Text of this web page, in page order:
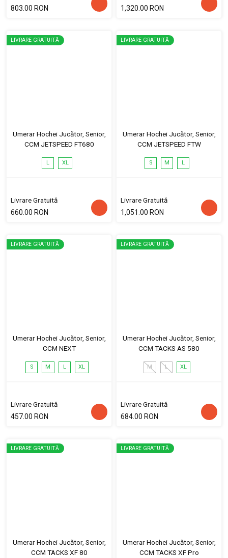
803.00 RON
1,320.00 RON
LIVRARE GRATUITĂ
Umerar Hochei Jucător, Senior,
CCM JETSPEED FT680
L XL
Livrare Gratuită
660.00 RON
LIVRARE GRATUITĂ
Umerar Hochei Jucător, Senior,
CCM JETSPEED FTW
S M L
Livrare Gratuită
1,051.00 RON
LIVRARE GRATUITĂ
Umerar Hochei Jucător, Senior,
CCM NEXT
S M L XL
Livrare Gratuită
457.00 RON
LIVRARE GRATUITĂ
Umerar Hochei Jucător, Senior,
CCM TACKS AS 580
M L XL
Livrare Gratuită
684.00 RON
LIVRARE GRATUITĂ
Umerar Hochei Jucător, Senior,
CCM TACKS XF 80
LIVRARE GRATUITĂ
Umerar Hochei Jucător, Senior,
CCM TACKS XF Pro